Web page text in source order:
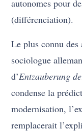
autonomes pour
(différenciation).
Le plus connu des
sociologue
d’Entzauberung
condense la
modernisation,
remplacerait